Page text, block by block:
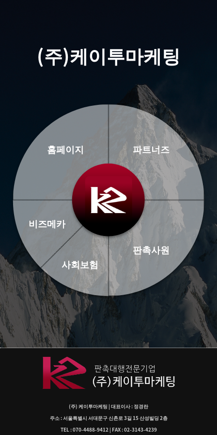
(주)케이투마케팅
홈페이지 파트너즈
판촉사원
사회보험
비즈메카
(주) 케이투마케팅 | 대표이사 : 정경란
주소 : 서울특별시 서대문구 신촌로 3길 15 산성빌딩 2층
TEL : 070-4488-9412 | FAX : 02-3143-4239